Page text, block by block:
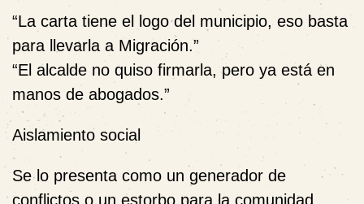
“La carta tiene el logo del municipio, eso basta
para llevarla a Migración.”
“El alcalde no quiso firmarla, pero ya está en
manos de abogados.”
Aislamiento social
Se lo presenta como un generador de
conflictos o un estorbo para la comunidad,